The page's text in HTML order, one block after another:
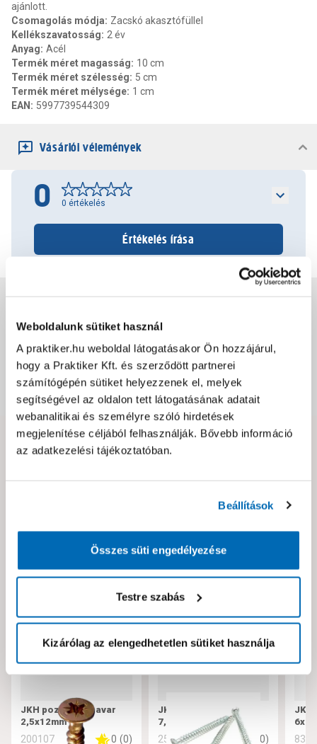
Weboldalunk sütiket használ
A praktiker.hu weboldal látogatásakor Ön hozzájárul,
hogy a Praktiker Kft. és szerződött partnerei
számítógépén sütiket helyezzenek el, melyek
segítségével az oldalon tett látogatásának adatait
webanalitikai és személyre szóló hirdetések
megjelenítése céljából felhasználják. Bővebb információ
az adatkezelési tájékoztatóban.
Beállítások
Összes süti engedélyezése
Testre szabás
Kizárólag az elengedhetetlen sütiket használja
ajánlott.
Csomagolás módja: Zacskó akasztófüllel
Kellékszavatosság: 2 év
Anyag: Acél
Termék méret magasság: 10 cm
Termék méret szélesség: 5 cm
Termék méret mélysége: 1 cm
EAN : 5997739544309
Vásárlói vélemények
0 0 értékelés
Értékelés írása
Csomagolási és súly információk
Dokumentumok, felelős személy
Hibát találtál az oldalon vagy a termék leírásában?
JKH pozdorjacsavar
2,5x12mm
200107 0 (0)
JKH tokrögzítő csavar
7,5x182
256221 0 0)
JKH